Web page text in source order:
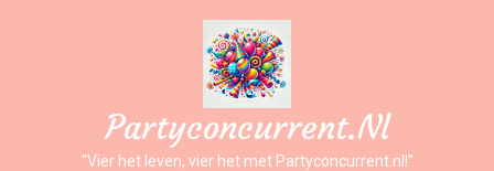
Partyconcurrent.nl
"Vier het leven, vier het met Partyconcurrent.nl!"